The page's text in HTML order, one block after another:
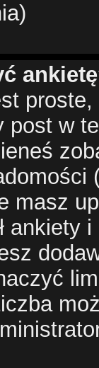
post w
masz
ankiety